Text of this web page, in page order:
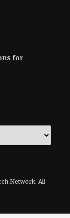
for
Network. All